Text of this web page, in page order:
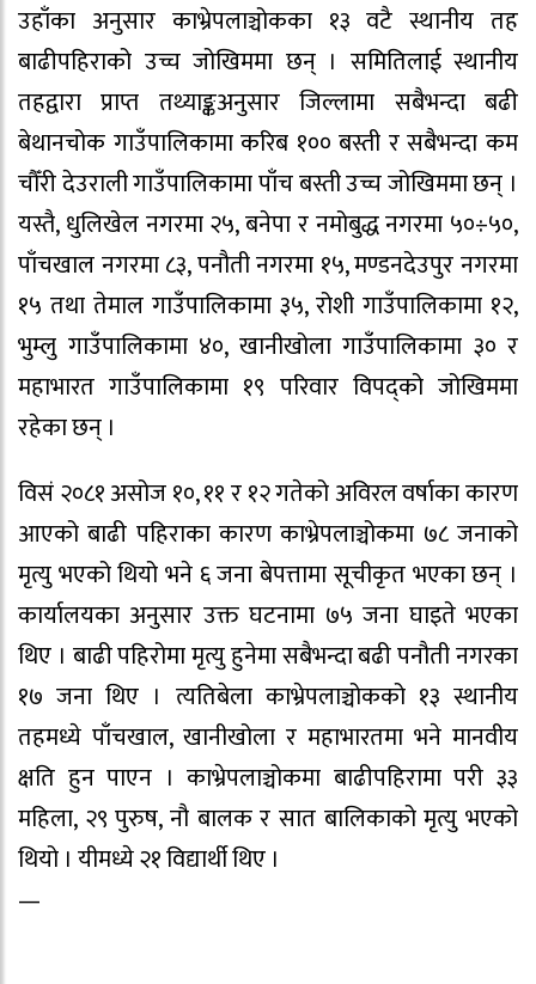
उहाँका अनुसार काभ्रेपलाञ्चोकका १३ वटै स्थानीय तह
बाढीपहिराको उच्च जोखिममा छन् । समितिलाई स्थानीय
तहद्वारा प्राप्त तथ्याङ्कअनुसार जिल्लामा सबैभन्दा बढी
बेथानचोक गाउँपालिकामा करिब १०० बस्ती र सबैभन्दा कम
चौँरी देउराली गाउँपालिकामा पाँच बस्ती उच्च जोखिममा छन् ।
यस्तै, धुलिखेल नगरमा २५, बनेपा र नमोबुद्ध नगरमा ५०÷५०,
पाँचखाल नगरमा ८३, पनौती नगरमा १५, मण्डनदेउपुर नगरमा
१५ तथा तेमाल गाउँपालिकामा ३५, रोशी गाउँपालिकामा १२,
भुम्लु गाउँपालिकामा ४०, खानीखोला गाउँपालिकामा ३० र
महाभारत गाउँपालिकामा १९ परिवार विपद्को जोखिममा
रहेका छन् ।
विसं २०८१ असोज १०, ११ र १२ गतेको अविरल वर्षाका कारण
आएको बाढी पहिराका कारण काभ्रेपलाञ्चोकमा ७८ जनाको
मृत्यु भएको थियो भने ६ जना बेपत्तामा सूचीकृत भएका छन् ।
कार्यालयका अनुसार उक्त घटनामा ७५ जना घाइते भएका
थिए । बाढी पहिरोमा मृत्यु हुनेमा सबैभन्दा बढी पनौती नगरका
१७ जना थिए । त्यतिबेला काभ्रेपलाञ्चोकको १३ स्थानीय
तहमध्ये पाँचखाल, खानीखोला र महाभारतमा भने मानवीय
क्षति हुन पाएन । काभ्रेपलाञ्चोकमा बाढीपहिरामा परी ३३
महिला, २९ पुरुष, नौ बालक र सात बालिकाको मृत्यु भएको
थियो । यीमध्ये २१ विद्यार्थी थिए ।
—